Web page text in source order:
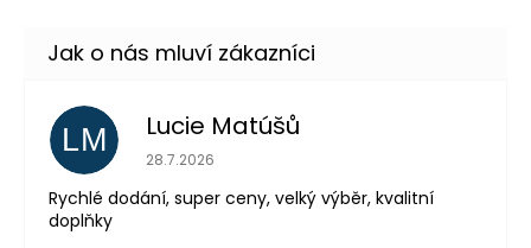
LM Lucie Matúšů
Hodnocení obchodu je 5 z 5 hvězdiček.
28.7.2026
Rychlé dodání, super ceny, velký výběr, kvalitní
doplňky